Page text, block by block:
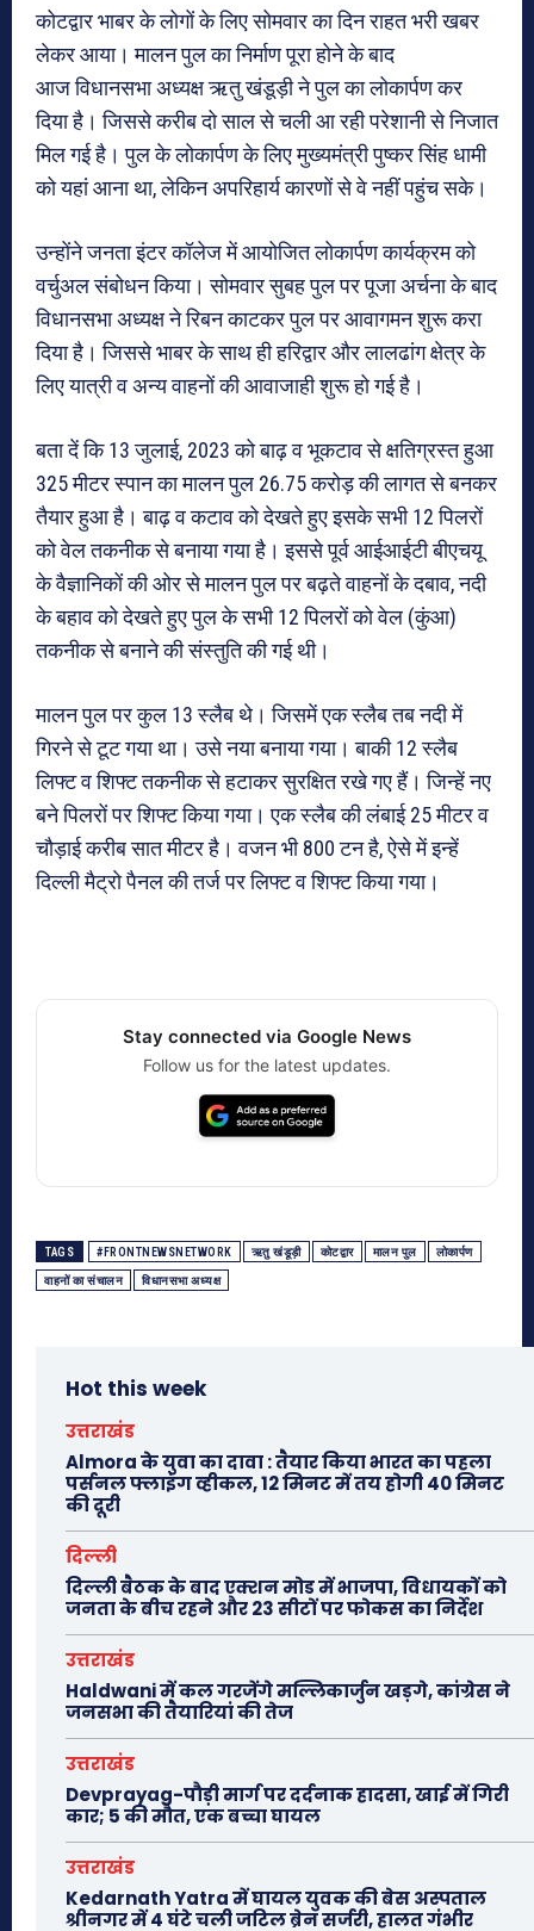
कोटद्वार भाबर के लोगों के लिए सोमवार का दिन राहत भरी खबर
लेकर आया। मालन पुल का निर्माण पूरा होने के बाद
आज विधानसभा अध्यक्ष ऋतु खंडूड़ी ने पुल का लोकार्पण कर
दिया है। जिससे करीब दो साल से चली आ रही परेशानी से निजात
मिल गई है। पुल के लोकार्पण के लिए मुख्यमंत्री पुष्कर सिंह धामी
को यहां आना था, लेकिन अपरिहार्य कारणों से वे नहीं पहुंच सके।
उन्होंने जनता इंटर कॉलेज में आयोजित लोकार्पण कार्यक्रम को
वर्चुअल संबोधन किया। सोमवार सुबह पुल पर पूजा अर्चना के बाद
विधानसभा अध्यक्ष ने रिबन काटकर पुल पर आवागमन शुरू करा
दिया है। जिससे भाबर के साथ ही हरिद्वार और लालढांग क्षेत्र के
लिए यात्री व अन्य वाहनों की आवाजाही शुरू हो गई है।
बता दें कि 13 जुलाई, 2023 को बाढ़ व भूकटाव से क्षतिग्रस्त हुआ
325 मीटर स्पान का मालन पुल 26.75 करोड़ की लागत से बनकर
तैयार हुआ है। बाढ़ व कटाव को देखते हुए इसके सभी 12 पिलरों
को वेल तकनीक से बनाया गया है। इससे पूर्व आईआईटी बीएचयू
के वैज्ञानिकों की ओर से मालन पुल पर बढ़ते वाहनों के दबाव, नदी
के बहाव को देखते हुए पुल के सभी 12 पिलरों को वेल (कुंआ)
तकनीक से बनाने की संस्तुति की गई थी।
मालन पुल पर कुल 13 स्लैब थे। जिसमें एक स्लैब तब नदी में
गिरने से टूट गया था। उसे नया बनाया गया। बाकी 12 स्लैब
लिफ्ट व शिफ्ट तकनीक से हटाकर सुरक्षित रखे गए हैं। जिन्हें नए
बने पिलरों पर शिफ्ट किया गया। एक स्लैब की लंबाई 25 मीटर व
चौड़ाई करीब सात मीटर है। वजन भी 800 टन है, ऐसे में इन्हें
दिल्ली मैट्राे पैनल की तर्ज पर लिफ्ट व शिफ्ट किया गया।
Stay connected via Google News
Follow us for the latest updates.
TAGS #FRONTNEWSNETWORK ऋतु खंडूड़ी कोटद्वार मालन पुल लोकार्पण
वाहनों का संचालन विधानसभा अध्यक्ष
Hot this week
उत्तराखंड
Almora के युवा का दावा : तैयार किया भारत का पहला
पर्सनल फ्लाइंग व्हीकल, 12 मिनट में तय होगी 40 मिनट
की दूरी
दिल्ली
दिल्ली बैठक के बाद एक्शन मोड में भाजपा, विधायकों को
जनता के बीच रहने और 23 सीटों पर फोकस का निर्देश
उत्तराखंड
Haldwani में कल गरजेंगे मल्लिकार्जुन खड़गे, कांग्रेस ने
जनसभा की तैयारियां की तेज
उत्तराखंड
Devprayag-पौड़ी मार्ग पर दर्दनाक हादसा, खाई में गिरी
कार; 5 की मौत, एक बच्चा घायल
उत्तराखंड
Kedarnath Yatra में घायल युवक की बेस अस्पताल
श्रीनगर में 4 घंटे चली जटिल ब्रेन सर्जरी, हालत गंभीर